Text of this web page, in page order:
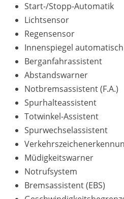
Start-/Stopp-Automatik
Lichtsensor
Regensensor
Innenspiegel
Berganfahrassistent
Abstandswarner
Notbremsassistent (F.A.)
Spurhalteassistent
Totwinkel-Assistent
Spurwechselassistent
Müdigkeitswarner
Notrufsystem
Bremsassistent (EBS)